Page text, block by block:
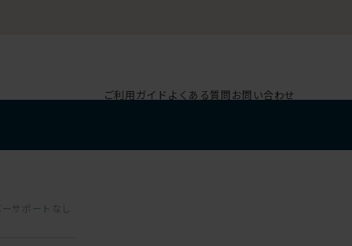
ご利用ガイド よくある質問お問い合わせ
サポートなし